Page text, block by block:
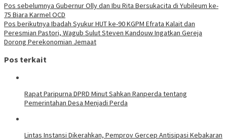
Pos sebelumnya Gubernur Olly dan Ibu Rita Bersukacita di Yubileum ke-
75 Biara Karmel OCD
Pos berikutnya Ibadah Syukur HUT ke-90 KGPM Efrata Kalait dan
Peresmian Pastori, Wagub Sulut Steven Kandouw Ingatkan Gereja
Dorong Perekonomian Jemaat
Pos terkait
Rapat Paripurna DPRD Minut Sahkan Ranperda tentang
Pemerintahan Desa Menjadi Perda
Lintas Instansi Dikerahkan, Pemprov Gercep Antisipasi Kebakaran